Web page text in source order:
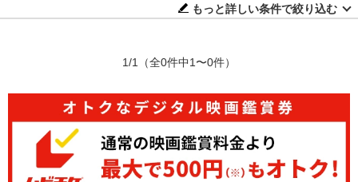
もっと詳しい条件で絞り込む
1/1 （全0件中1〜0件）